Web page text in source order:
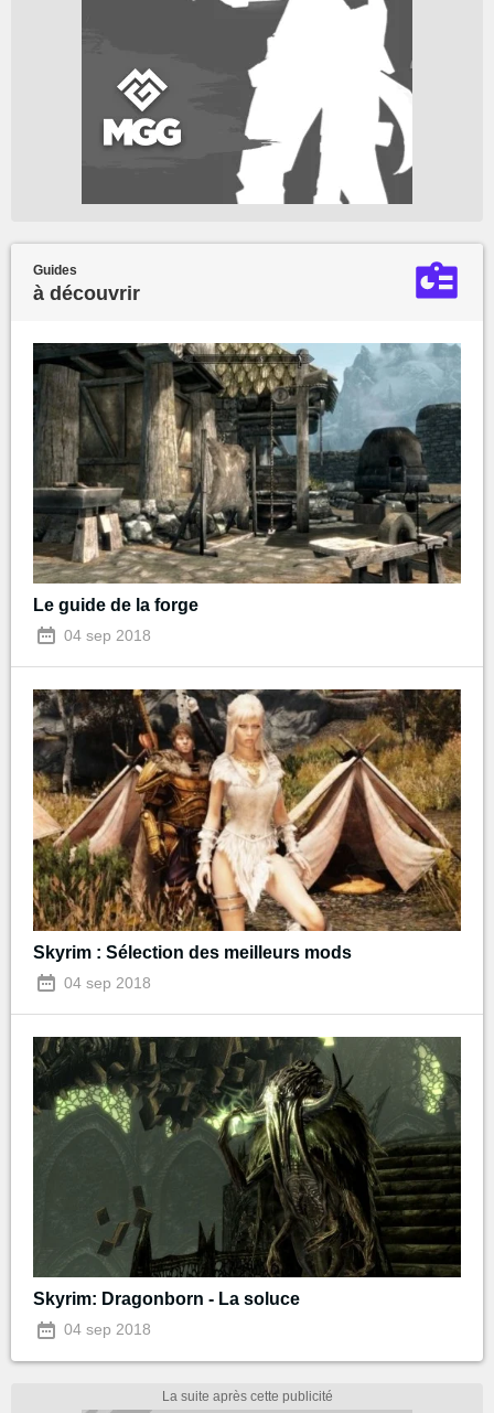
Guides
à découvrir
Le guide de la forge
04 sep 2018
Skyrim : Sélection des meilleurs mods
04 sep 2018
Skyrim: Dragonborn - La soluce
04 sep 2018